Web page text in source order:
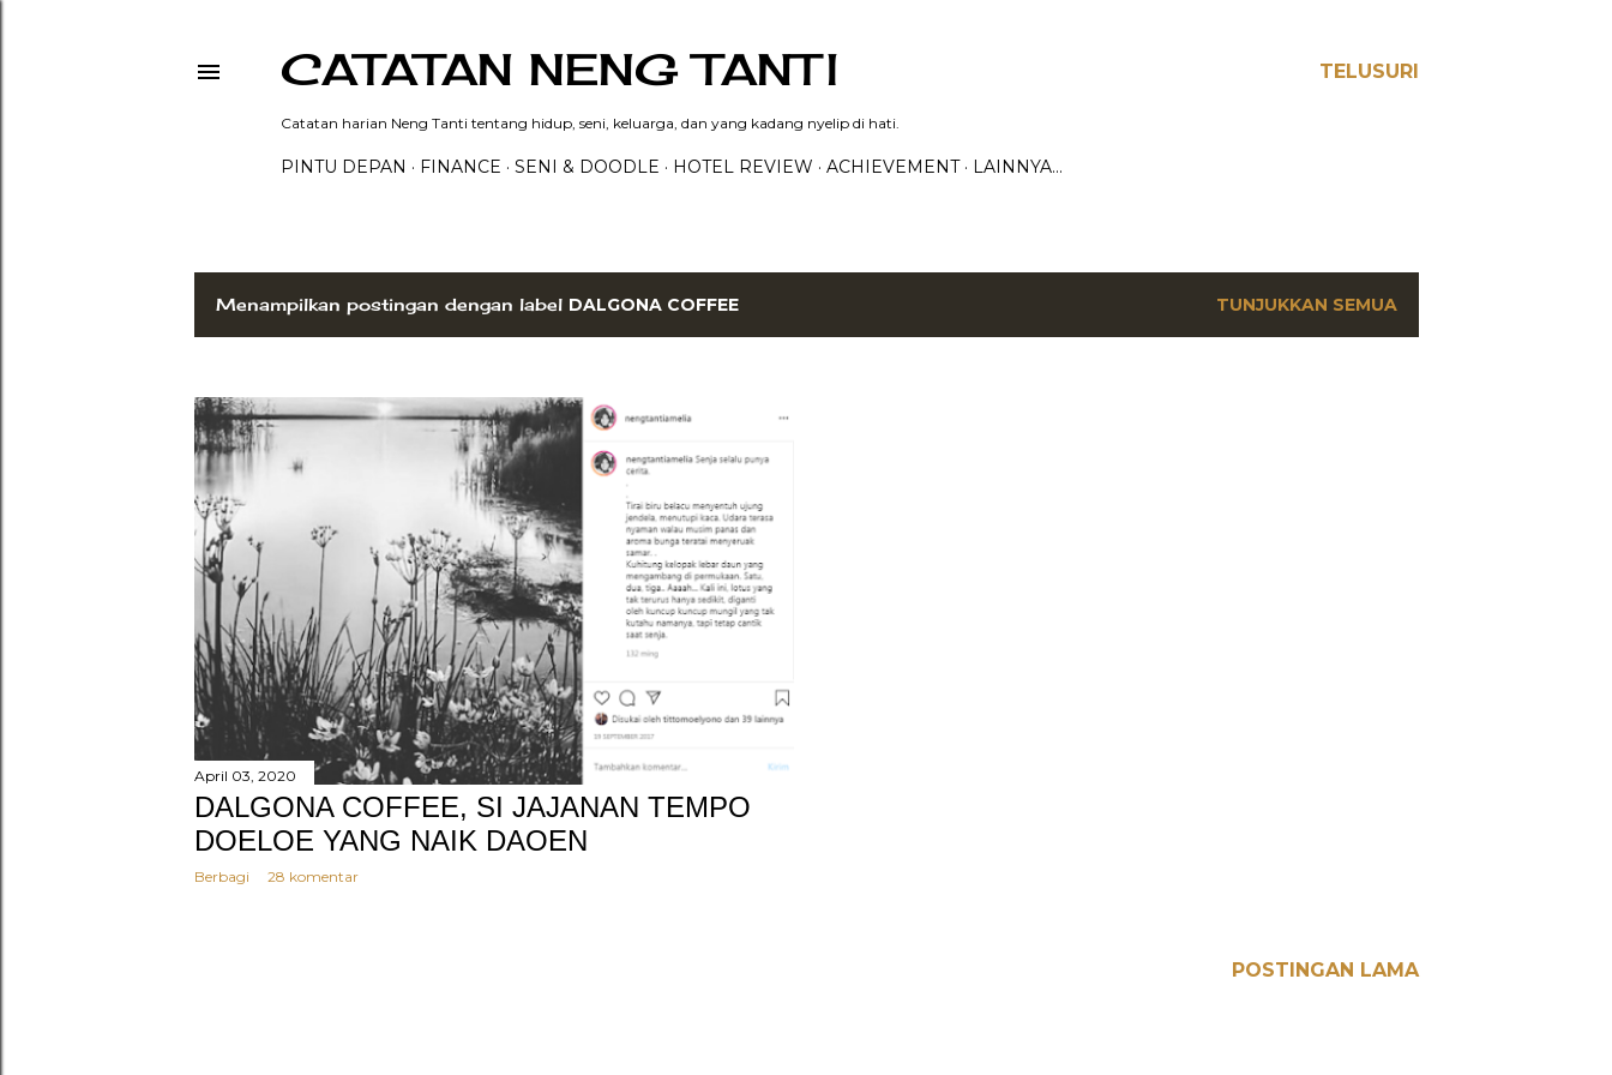
TELUSURI
CATATAN NENG TANTI
Catatan harian Neng Tanti tentang hidup, seni, keluarga, dan yang kadang nyelip di hati.
PINTU DEPAN FINANCE SENI & DOODLE HOTEL REVIEW ACHIEVEMENT LAINNYA…
P
s
t
i
n
g
a
n
Menampilkan postingan dengan label DALGONA COFFEE TUNJUKKAN SEMUA
April 03, 2020
DALGONA COFFEE, SI JAJANAN TEMPO
DOELOE YANG NAIK DAOEN
Berbagi 28 komentar
POSTINGAN LAMA